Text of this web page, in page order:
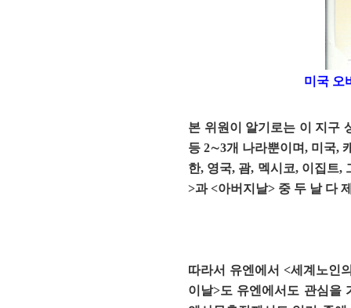
미국 오
본 위원이 알기로는 이 지구
등 2∼3개 나라뿐이며, 미국,
한, 영국, 괌, 멕시코, 이집트,
>과 <아버지날> 중 두 날 다
따라서 유엔에서 <세계노인
이날>도 유엔에서도 관심을